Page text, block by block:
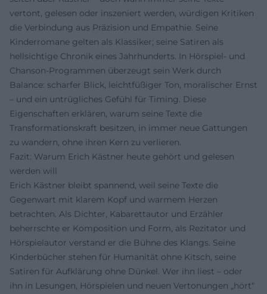
vertont, gelesen oder inszeniert werden, würdigen Kritiken
die Verbindung aus Präzision und Empathie. Seine
Kinderromane gelten als Klassiker; seine Satiren als
hellsichtige Chronik eines Jahrhunderts. In Hörspiel- und
Chanson-Programmen überzeugt sein Werk durch
Balance: scharfer Blick, leichtfüßiger Ton, moralischer Ernst
– und ein untrügliches Gefühl für Timing. Diese
Eigenschaften erklären, warum seine Texte die
Transformationskraft besitzen, in immer neue Gattungen
zu wandern, ohne ihren Kern zu verlieren.
Fazit: Warum Erich Kästner heute gehört und gelesen
werden will
Erich Kästner bleibt spannend, weil seine Texte die
Gegenwart mit klarem Kopf und warmem Herzen
betrachten. Als Dichter, Kabarettautor und Erzähler
beherrschte er Komposition und Form, als Rezitator und
Hörspielautor verstand er die Bühne des Klangs. Seine
Kinderbücher stehen für Humanität ohne Kitsch, seine
Satiren für Aufklärung ohne Dünkel. Wer ihn liest – oder
ihn in Lesungen, Hörspielen und neuen Vertonungen „hört“